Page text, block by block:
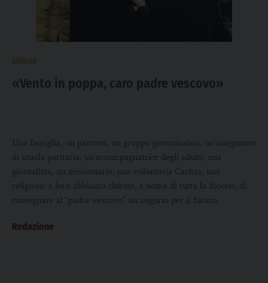
«Vento in poppa, caro padre vescovo»
Una famiglia, un parroco, un gruppo giovanissimi, un’insegnante
di scuola paritaria, un’accompagnatrice degli adulti, una
giornalista, un missionario, una volontaria Caritas, una
religiosa: a loro abbiamo chiesto, a nome di tutta la diocesi, di
consegnare al “padre vescovo” un augurio per il futuro.
Redazione